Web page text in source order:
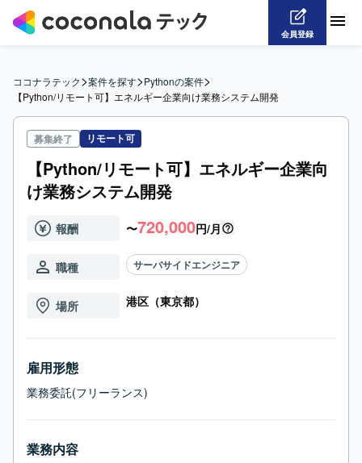
会員登録
ココナラテック>案件を探す>Pythonの案件>
【Python/リモート可】エネルギー企業向け業務システム開発
募集終了 リモート可
【Python/リモート可】エネルギー企業向
け業務システム開発
報酬 〜720,000円/月
職種 サーバサイドエンジニア
場所 港区（東京都）
雇用形態
業務委託(フリーランス)
業務内容